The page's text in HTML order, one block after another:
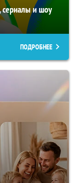
сериалы и шоу
ПОДРОБНЕЕ